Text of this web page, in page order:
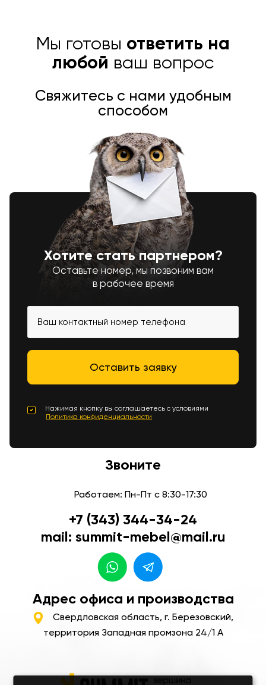
Мы готовы ответить на
любой ваш вопрос
Свяжитесь с нами удобным
способом
Хотите стать партнером?
Оставьте номер, мы позвоним вам
в рабочее время
Нажимая кнопку вы соглашаетесь с условиями
Политика конфиденциальности
Звоните
Работаем: Пн-Пт с 8:30-17:30
+7 (343) 344-34-24
mail: summit-mebel@mail.ru
Адрес офиса и производства
Свердловская область, г. Березовский,
территория Западная промзона 24/1 А